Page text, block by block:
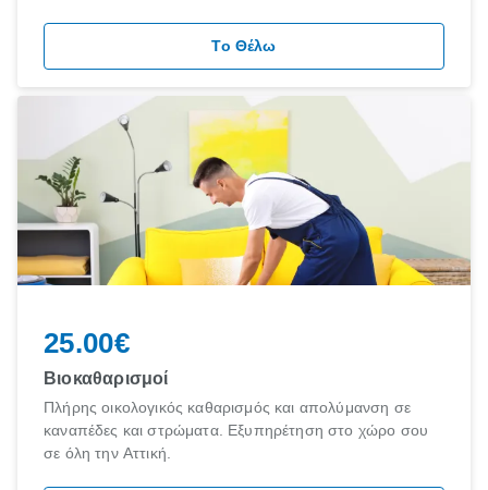
Το Θέλω
25.00€
Βιοκαθαρισμοί
Πλήρης οικολογικός καθαρισμός και απολύμανση σε
καναπέδες και στρώματα. Εξυπηρέτηση στο χώρο σου
σε όλη την Αττική.